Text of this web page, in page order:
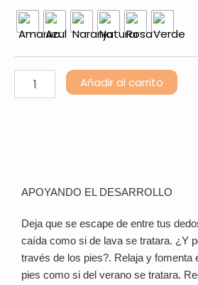
Colores
500
cantidad
Añadir al carrito
APOYANDO EL DESARROLLO
Deja que se escape de entre tus
caída como si de lava se tratara. ¿Y
través de los pies?. Relaja y fomenta
pies como si del verano se tratara.